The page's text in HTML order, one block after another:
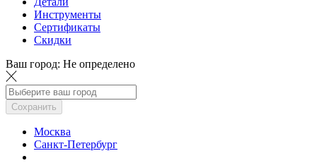
Инструменты
Сертификаты
Скидки
Ваш город: Не определено
Сохранить
Москва
Санкт-Петербург